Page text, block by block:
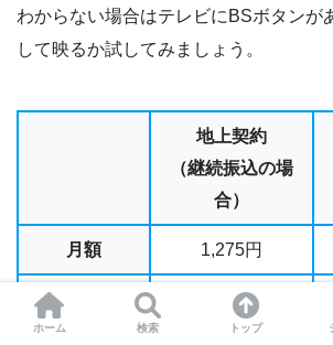
わからない場合はテレビにBSボタンが
して映るか試してみましょう。
地上契約
（継続振込の場
合）
月額 1,275円
2ヶ月払い 2,550円
ホーム 検索 トップ